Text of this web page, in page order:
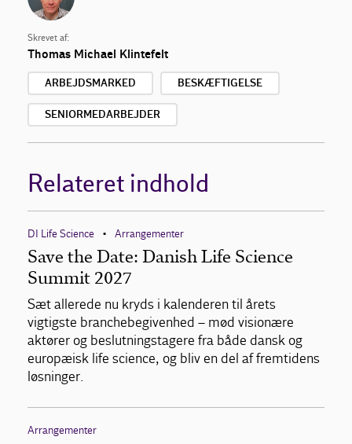
Skrevet af:
Thomas Michael Klintefelt
ARBEJDSMARKED BESKÆFTIGELSE
SENIORMEDARBEJDER
Relateret indhold
DI Life Science • Arrangementer
Save the Date: Danish Life Science
Summit 2027
Sæt allerede nu kryds i kalenderen til årets
vigtigste branchebegivenhed – mød visionære
aktører og beslutningstagere fra både dansk og
europæisk life science, og bliv en del af fremtidens
løsninger.
Arrangementer